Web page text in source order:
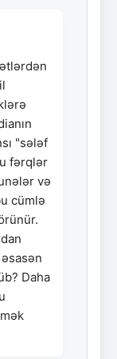
"sələf
fərqlər
və
cümlə
Daha